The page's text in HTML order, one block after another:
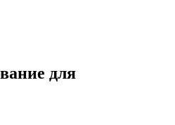
для